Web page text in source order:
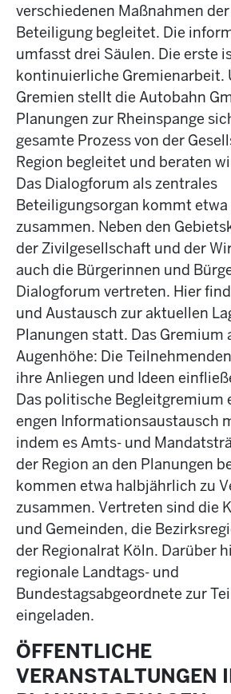
verschiedenen Maßnahmen
Beteiligung begleitet. Die
umfasst drei Säulen. Die erste
kontinuierliche Gremienarbeit.
Gremien stellt die Autobahn
Planungen zur Rheinspange
gesamte Prozess von der
Region begleitet und beraten
Das Dialogforum als zentrales
Beteiligungsorgan kommt
zusammen. Neben den
der Zivilgesellschaft und der
auch die Bürgerinnen und
Dialogforum vertreten. Hier
und Austausch zur aktuellen
Planungen statt. Das Gremium
Augenhöhe: Die
ihre Anliegen und Ideen
Das politische Begleitgremium
engen Informationsaustausch
indem es Amts- und
der Region an den Planungen
kommen etwa halbjährlich zu
zusammen. Vertreten sind die
und Gemeinden, die
der Regionalrat Köln. Darüber
regionale Landtags- und
Bundestagsabgeordnete zur
eingeladen.
ÖFFENTLICHE
VERANSTALTUNGEN